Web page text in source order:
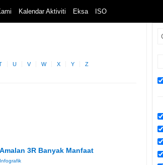
Kalendar Aktiviti Eksa ISO
U V W X Y Z
Amalan 3R Banyak Manfaat
Infografik